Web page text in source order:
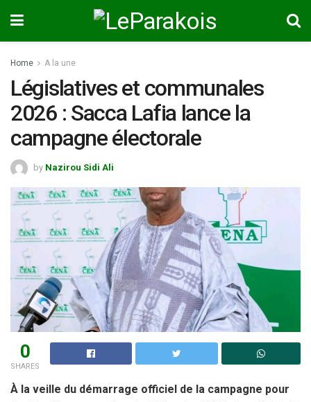
Home A la une
Législatives et communales
2026 : Sacca Lafia lance la
campagne électorale
by Nazirou Sidi Ali
0
SHARES
À la veille du démarrage officiel de la campagne pour